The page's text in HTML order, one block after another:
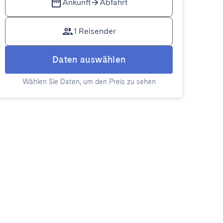
Ankunft Abfahrt
1 Reisender
Daten auswählen
Wählen Sie Daten, um den Preis zu sehen